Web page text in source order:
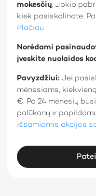
mokesčių. Jokio
kiek pasiskolinote.
Plačiau
Norėdami
įveskite nuolaidos
Pavyzdžiui: Jei
mėnesiams,
€. Po 24 mėnesių
palūkanų ir
išsamiomis akcijos